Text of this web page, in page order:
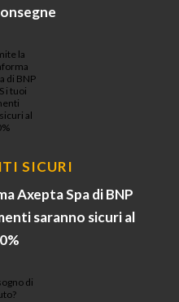
SICURI
Axepta Spa di BNP
saranno sicuri al